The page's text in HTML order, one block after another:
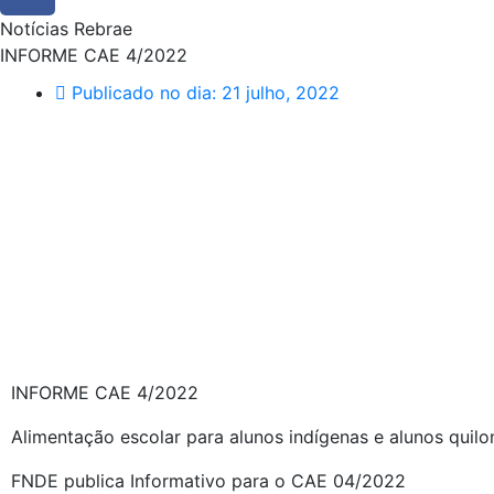
Notícias Rebrae
INFORME CAE 4/2022
Publicado no dia: 21 julho, 2022
INFORME CAE 4/2022
Alimentação escolar para alunos indígenas e alunos
FNDE publica Informativo para o CAE 04/2022